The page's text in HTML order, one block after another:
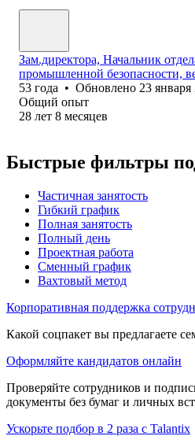
Зам.директора, Начальник
промышленной безопасности,
53 года • Обновлено 23 января
Общий опыт
28 лет 8 месяцев
Быстрые фильтры
Частичная занятость
Гибкий график
Полная занятость
Полный день
Проектная работа
Сменный график
Вахтовый метод
Корпоративная поддержка
Какой соцпакет вы предлагаете
Оформляйте кандидатов онлайн
Проверяйте сотрудников и
документы без бумаг и личных
Ускорьте подбор в 2 раза с Talantix